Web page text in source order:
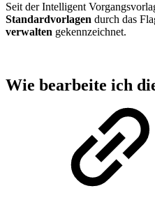
Seit der Intelligent
Standardvorlagen durch das
verwalten gekennzeichnet.
Wie bearbeite ich